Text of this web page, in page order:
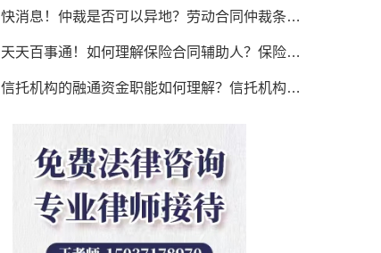
快消息！仲裁是否可以异地？劳动合同仲裁条件是什么？
天天百事通！如何理解保险合同辅助人？保险代理的表现有哪些？
信托机构的融通资金职能如何理解？信托机构的经营业务有哪些？